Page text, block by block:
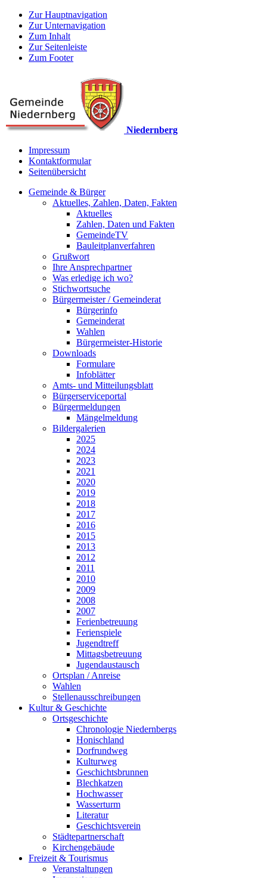
Zur Hauptnavigation
Zur Unternavigation
Zum Inhalt
Zur Seitenleiste
Zum Footer
Niedernberg
Impressum
Kontaktformular
Seitenübersicht
Gemeinde & Bürger
Aktuelles, Zahlen, Daten, Fakten
Aktuelles
Zahlen, Daten und Fakten
GemeindeTV
Bauleitplanverfahren
Grußwort
Ihre Ansprechpartner
Was erledige ich wo?
Stichwortsuche
Bürgermeister / Gemeinderat
Bürgerinfo
Gemeinderat
Wahlen
Bürgermeister-Historie
Downloads
Formulare
Infoblätter
Amts- und Mitteilungsblatt
Bürgerserviceportal
Bürgermeldungen
Mängelmeldung
Bildergalerien
2025
2024
2023
2021
2020
2019
2018
2017
2016
2015
2013
2012
2011
2010
2009
2008
2007
Ferienbetreuung
Ferienspiele
Jugendtreff
Mittagsbetreuung
Jugendaustausch
Ortsplan / Anreise
Wahlen
Stellenausschreibungen
Kultur & Geschichte
Ortsgeschichte
Chronologie Niedernbergs
Honischland
Dorfrundweg
Kulturweg
Geschichtsbrunnen
Blechkatzen
Hochwasser
Wasserturm
Literatur
Geschichtsverein
Städtepartnerschaft
Kirchengebäude
Freizeit & Tourismus
Veranstaltungen